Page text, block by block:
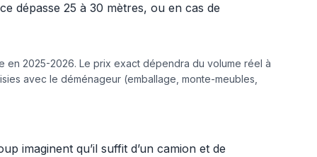
dépasse 25 à 30 mètres, ou en cas de
en 2025-2026. Le prix exact dépendra du volume réel à
avec le déménageur (emballage, monte-meubles,
imaginent qu’il suffit d’un camion et de